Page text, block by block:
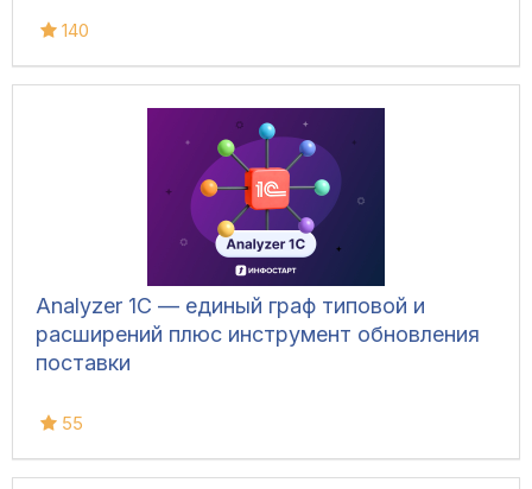
140
Analyzer 1C — единый граф типовой и
расширений плюс инструмент обновления
поставки
55